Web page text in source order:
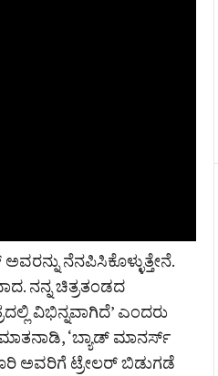
ನೆನಪಿಸಿಕೊಳ್ಳುತ್ತೇನೆ.
ನನ್ನ ಚಿತ್ರತಂಡದ
ವಿಭಿನ್ನವಾಗಿದೆ’ ಎಂದರು
‘ಬ್ಯಾಡ್ ಮಾನರ್ಸ್
ಅವರಿಗೆ ಟ್ರೇಲರ್ ಬಿಡುಗಡೆ